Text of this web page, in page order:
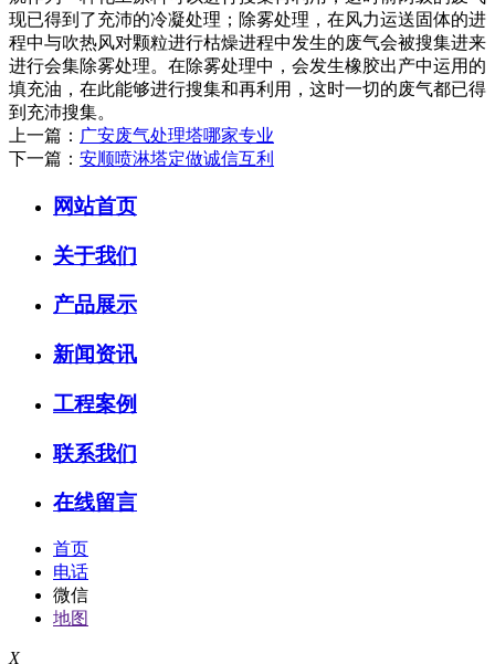
现已得到了充沛的冷凝处理；除雾处理，在风力运送固体的进
程中与吹热风对颗粒进行枯燥进程中发生的废气会被搜集进来
进行会集除雾处理。在除雾处理中，会发生橡胶出产中运用的
填充油，在此能够进行搜集和再利用，这时一切的废气都已得
到充沛搜集。
上一篇： 广安废气处理塔哪家专业
下一篇： 安顺喷淋塔定做诚信互利
网站首页
关于我们
产品展示
新闻资讯
工程案例
联系我们
在线留言
首页
电话
微信
地图
X